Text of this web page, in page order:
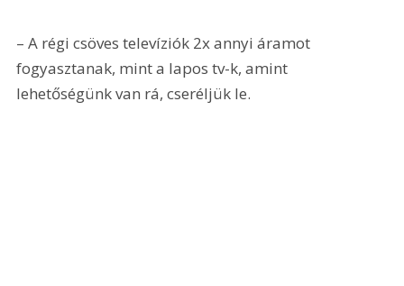
– A régi csöves televíziók 2x annyi áramot
fogyasztanak, mint a lapos tv-k, amint
lehetőségünk van rá, cseréljük le.